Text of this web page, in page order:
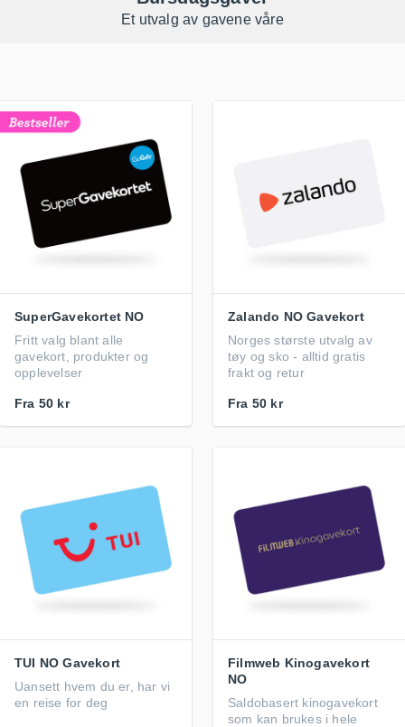
Et utvalg av gavene våre
SuperGavekortet NO
Fritt valg blant alle
gavekort, produkter og
opplevelser
Fra 50 kr
Zalando NO Gavekort
Norges største utvalg av
tøy og sko - alltid gratis
frakt og retur
Fra 50 kr
TUI NO Gavekort
Uansett hvem du er, har vi
en reise for deg
Filmweb Kinogavekort
NO
Saldobasert kinogavekort
som kan brukes i hele